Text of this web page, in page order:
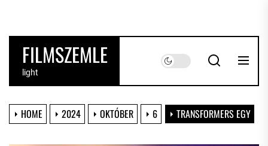
the
contentFILMSZEMLE
light
HOME 2024 OKTÓBER 6 TRANSFORMERS EGY